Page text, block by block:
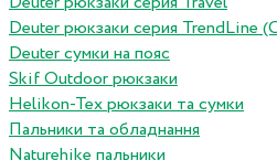
Deuter рюкзаки серия TrendLine
Deuter сумки на пояс
Skif Outdoor рюкзаки
Helikon-Tex рюкзаки та сумки
Пальники та обладнання